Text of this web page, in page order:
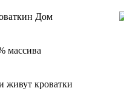
массива
живут кроватки